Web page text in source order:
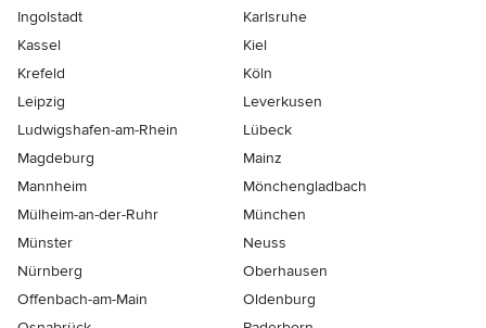
Ingolstadt
Karlsruhe
Kassel
Kiel
Krefeld
Köln
Leipzig
Leverkusen
Ludwigshafen-am-Rhein
Lübeck
Magdeburg
Mainz
Mannheim
Mönchen­gladbach
Mülheim-an-der-Ruhr
München
Münster
Neuss
Nürnberg
Oberhausen
Offenbach-am-Main
Oldenburg